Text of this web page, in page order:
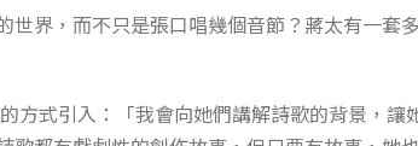
世界，而不只是張口唱幾個音節？蔣太有一套
方式引入：「我會向她們講解詩歌的背景，讓